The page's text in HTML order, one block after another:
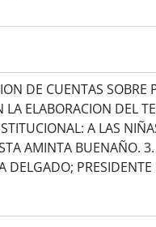
DE CUENTAS SOBRE
ELABORACION DEL
A LAS
AMINTA BUENAÑO.
DELGADO; PRESIDENTE